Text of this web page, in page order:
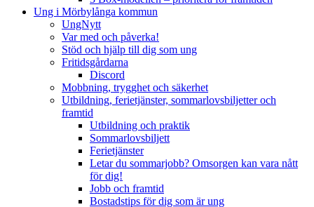
Ung i Mörbylånga kommun
UngNytt
Var med och påverka!
Stöd och hjälp till dig som ung
Fritidsgårdarna
Discord
Mobbning, trygghet och säkerhet
Utbildning, ferietjänster, sommarlovsbiljetter och
framtid
Utbildning och praktik
Sommarlovsbiljett
Ferietjänster
Letar du sommarjobb? Omsorgen kan vara nått
för dig!
Jobb och framtid
Bostadstips för dig som är ung